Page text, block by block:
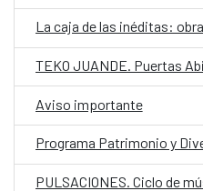
Aviso importante
Programa Patrimonio y
PULSACIONES. Ciclo de